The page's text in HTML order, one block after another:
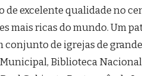
de excelente qualidade no
mais ricas do mundo. Um
de igrejas de
Biblioteca